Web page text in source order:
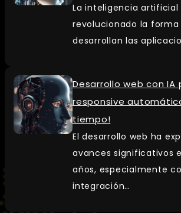
La inteligencia artificial
revolucionado la forma
desarrollan las
Desarrollo web con IA
responsive
tiempo!
El desarrollo web ha
avances significativos
años, especialmente
integración…